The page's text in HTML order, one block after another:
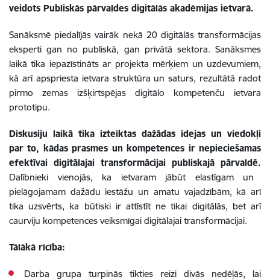
veidots Publiskās pārvaldes digitālās akadēmijas ietvarā.
Sanāksmē piedalījās vairāk nekā 20 digitālās transformācijas
eksperti gan no publiskā, gan privātā sektora.Sanāksmes
laikā tika iepazīstināts ar projekta mērķiem un uzdevumiem,
kā arī apspriesta ietvara struktūra un saturs, rezultātā radot
pirmo zemas izšķirtspējas digitālo kompetenču ietvara
prototipu.
Diskusiju laikā tika izteiktas dažādas idejas un viedokļi
par to, kādas prasmes un kompetences ir nepieciešamas
efektīvai digitālajai transformācijai publiskajā pārvaldē.
Dalībnieki vienojās, ka ietvaram jābūt elastīgam un
pielāgojamam dažādu iestāžu un amatu vajadzībām, kā arī
tika uzsvērts, ka būtiski ir attīstīt ne tikai digitālās, bet arī
caurviju kompetences veiksmīgai digitālajai transformācijai.
Tālākā rīcība:
Darba grupa turpinās tikties reizi divās nedēļās, lai